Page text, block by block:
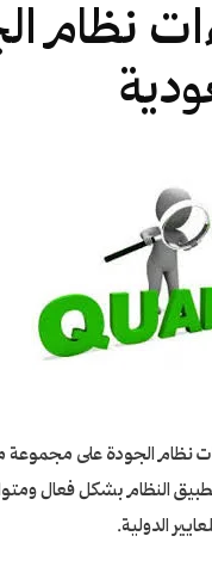
نظام
نظام الجودة على مجموعة
النظام بشكل فعال
الدولية.